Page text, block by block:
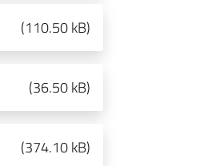
(110.50 kB)
(36.50 kB)
(374.10 kB)